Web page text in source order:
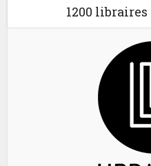
1200